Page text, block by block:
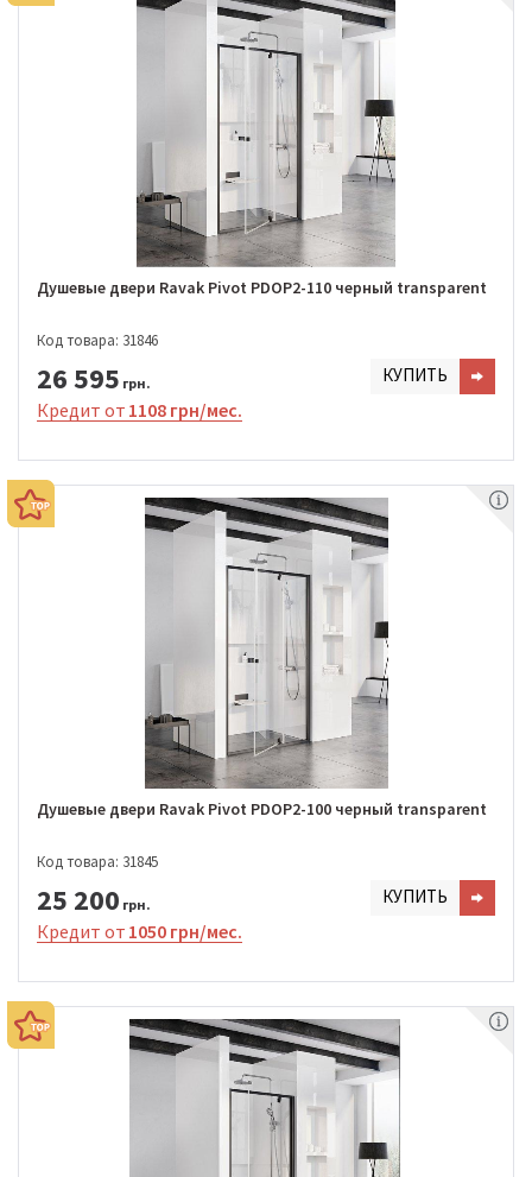
Душевые двери Ravak Pivot PDOP2-110 черный transparent
Код товара: 31846
26 595 грн. КУПИТЬ
Кредит от 1108 грн/мес.
Душевые двери Ravak Pivot PDOP2-100 черный transparent
Код товара: 31845
25 200 грн. КУПИТЬ
Кредит от 1050 грн/мес.